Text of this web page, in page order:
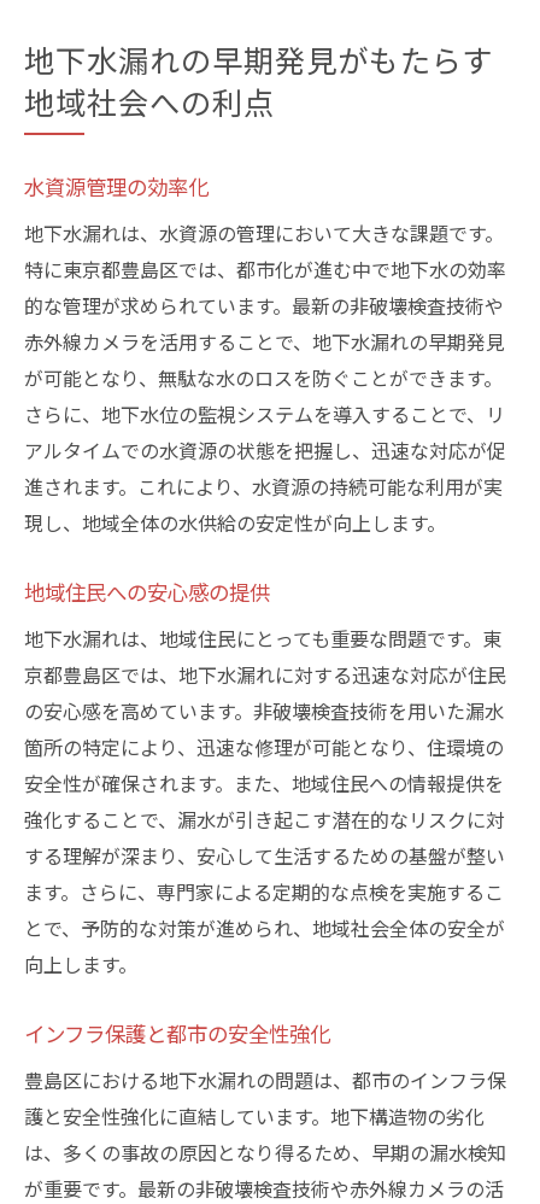
地下水漏れの早期発見がもたらす
地域社会への利点
水資源管理の効率化
地下水漏れは、水資源の管理において大きな課題です。
特に東京都豊島区では、都市化が進む中で地下水の効率
的な管理が求められています。最新の非破壊検査技術や
赤外線カメラを活用することで、地下水漏れの早期発見
が可能となり、無駄な水のロスを防ぐことができます。
さらに、地下水位の監視システムを導入することで、リ
アルタイムでの水資源の状態を把握し、迅速な対応が促
進されます。これにより、水資源の持続可能な利用が実
現し、地域全体の水供給の安定性が向上します。
地域住民への安心感の提供
地下水漏れは、地域住民にとっても重要な問題です。東
京都豊島区では、地下水漏れに対する迅速な対応が住民
の安心感を高めています。非破壊検査技術を用いた漏水
箇所の特定により、迅速な修理が可能となり、住環境の
安全性が確保されます。また、地域住民への情報提供を
強化することで、漏水が引き起こす潜在的なリスクに対
する理解が深まり、安心して生活するための基盤が整い
ます。さらに、専門家による定期的な点検を実施するこ
とで、予防的な対策が進められ、地域社会全体の安全が
向上します。
インフラ保護と都市の安全性強化
豊島区における地下水漏れの問題は、都市のインフラ保
護と安全性強化に直結しています。地下構造物の劣化
は、多くの事故の原因となり得るため、早期の漏水検知
が重要です。最新の非破壊検査技術や赤外線カメラの活